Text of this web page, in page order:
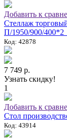
Добавить к
Стеллаж
П/1950/900/
Код: 42878
7 749 р.
Узнать скидку!
1
Добавить к
Стол
Код: 43914